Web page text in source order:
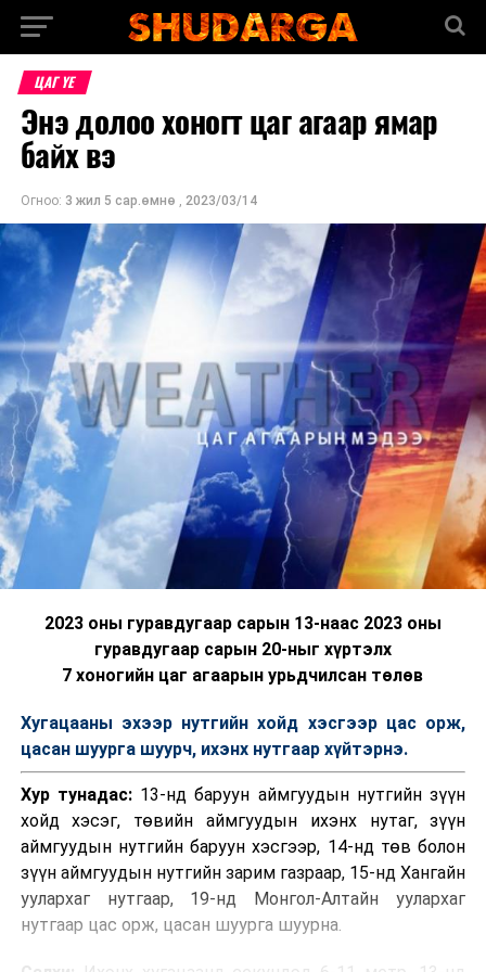
ЦАГ ҮЕ
Энэ долоо хоногт цаг агаар ямар
байх вэ
Огноо: 3 жил 5 сар.өмнө , 2023/03/14
2023 оны гуравдугаар сарын 13-наас 2023 оны
гуравдугаар сарын 20-ныг хүртэлх
7 хоногийн цаг агаарын урьдчилсан төлөв
Хугацааны эхээр нутгийн хойд хэсгээр цас орж,
цасан шуурга шуурч, ихэнх нутгаар хүйтэрнэ.
Хур тунадас:13-нд баруун аймгуудын нутгийн зүүн
хойд хэсэг, төвийн аймгуудын ихэнх нутаг, зүүн
аймгуудын нутгийн баруун хэсгээр, 14-нд төв болон
зүүн аймгуудын нутгийн зарим газраар, 15-нд Хангайн
уулархаг нутгаар, 19-нд Монгол-Алтайн уулархаг
нутгаар цас орж, цасан шуурга шуурна.